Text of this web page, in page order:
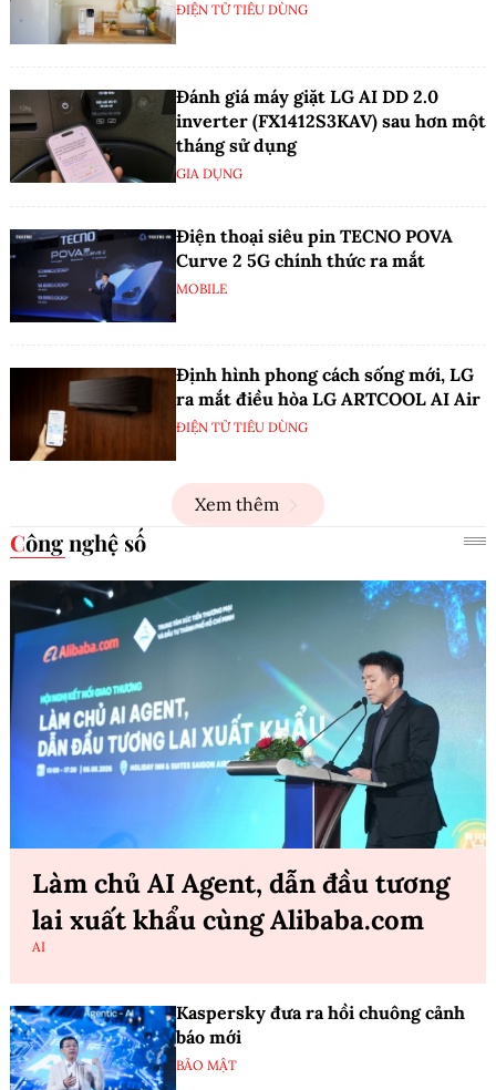
ĐIỆN TỬ TIÊU DÙNG
Đánh giá máy giặt LG AI DD 2.0
inverter (FX1412S3KAV) sau hơn một
tháng sử dụng
GIA DỤNG
Điện thoại siêu pin TECNO POVA
Curve 2 5G chính thức ra mắt
MOBILE
Định hình phong cách sống mới, LG
ra mắt điều hòa LG ARTCOOL AI Air
ĐIỆN TỬ TIÊU DÙNG
Xem thêm
Công nghệ số
Làm chủ AI Agent, dẫn đầu tương
lai xuất khẩu cùng Alibaba.com
AI
Kaspersky đưa ra hồi chuông cảnh
báo mới
BẢO MẬT